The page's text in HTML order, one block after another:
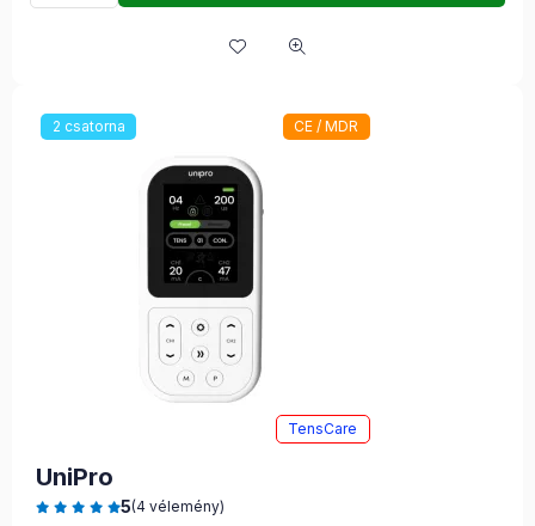
2 csatorna CE / MDR
TensCare
UniPro
5(4 vélemény)